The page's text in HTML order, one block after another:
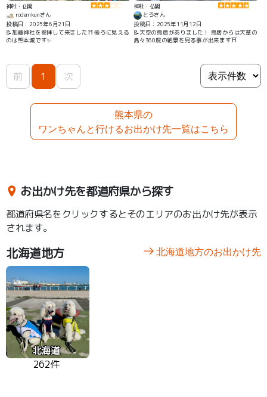
神社・仏閣
rodemkunさん
投稿日：2025年6月21日
📝加藤神社を参拝して来ました⛩ 後ろに見える
のは熊本城です✨
神社・仏閣
とろさん
投稿日：2025年11月12日
📝天空の鳥居がありました！ 鳥居からは天草の
島々360度の絶景を見る事が出来ます⛩️
前 1 次
熊本県の
ワンちゃんと行けるお出かけ先一覧はこちら
お出かけ先を都道府県から探す
都道府県名をクリックするとそのエリアのお出かけ先が表示
されます。
北海道地方 北海道地方のお出かけ先
北海道
262件